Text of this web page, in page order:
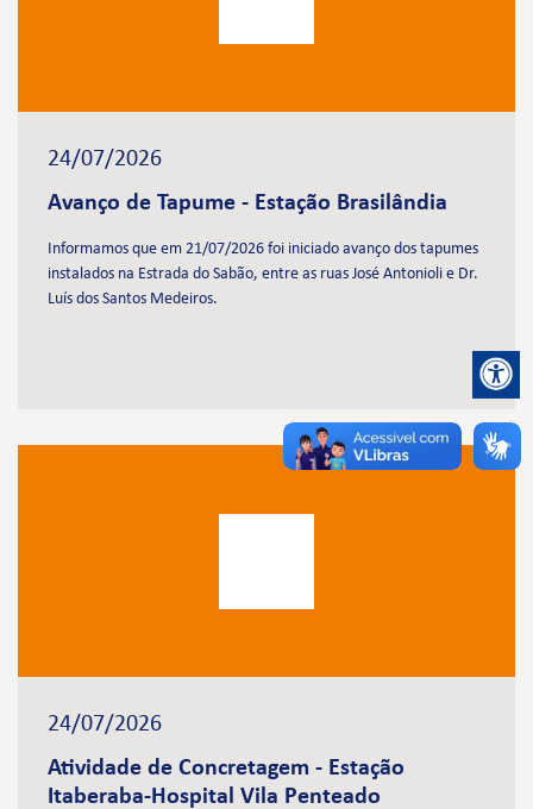
24/07/2026
Avanço de Tapume - Estação Brasilândia
Informamos que em 21/07/2026 foi iniciado avanço dos tapumes
instalados na Estrada do Sabão, entre as ruas José Antonioli e Dr.
Luís dos Santos Medeiros.
24/07/2026
Atividade de Concretagem - Estação
Itaberaba-Hospital Vila Penteado